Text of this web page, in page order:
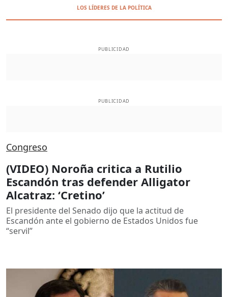
LOS LÍDERES DE LA POLÍTICA
PUBLICIDAD
PUBLICIDAD
Congreso
(VIDEO) Noroña critica a Rutilio
Escandón tras defender Alligator
Alcatraz: ‘Cretino’
El presidente del Senado dijo que la actitud de
Escandón ante el gobierno de Estados Unidos fue
“servil”